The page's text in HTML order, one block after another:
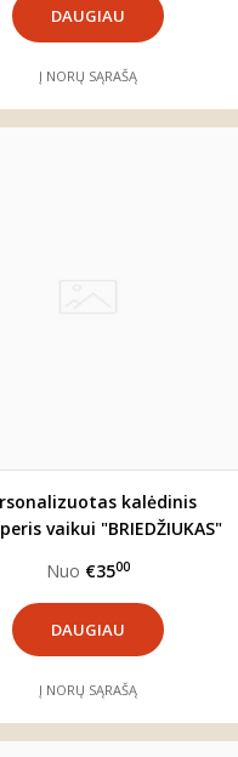
DAUGIAU
Į NORŲ SĄRAŠĄ
kalėdinis
vaikui "BRIEDŽIUKAS"
Nuo €3500
DAUGIAU
Į NORŲ SĄRAŠĄ